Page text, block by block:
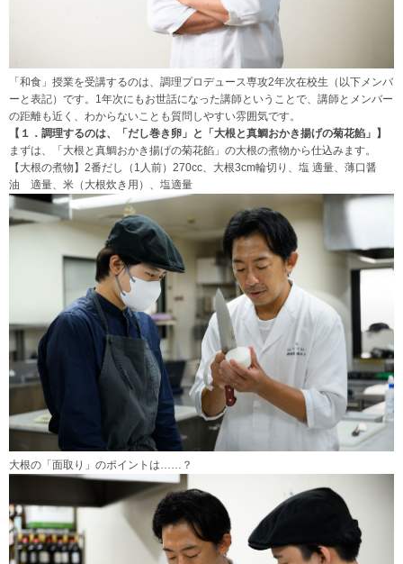
「和食」授業を受講するのは、調理プロデュース専攻2年次在校生（以下メンバ
ーと表記）です。1年次にもお世話になった講師ということで、講師とメンバー
の距離も近く、わからないことも質問しやすい雰囲気です。
【１．調理するのは、「だし巻き卵」と
「大根と真鯛おかき揚げの菊花餡」 】
まずは、「大根と真鯛おかき揚げの菊花餡」の大根の煮物から仕込みます。
【大根の煮物】2番だし（1人前）270cc、大根3cm輪切り、塩 適量、薄口醤
油 適量、米（大根炊き用）、塩適量
大根の「面取り」のポイントは……？